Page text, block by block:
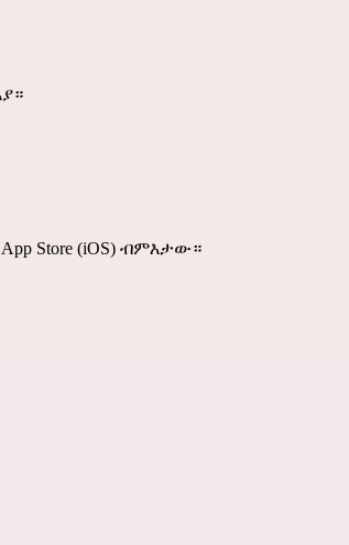
App Store (iOS) ብምእታው።